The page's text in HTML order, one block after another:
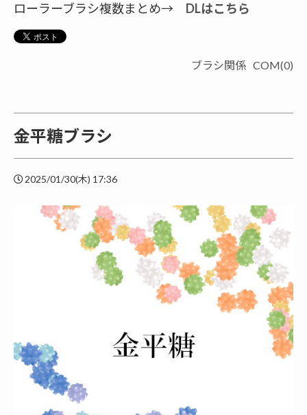
ローラーブラシ複数まとめ→ DLはこちら
ブラシ関係 COM(0)
金平糖ブラシ
2025/01/30(木) 17:36